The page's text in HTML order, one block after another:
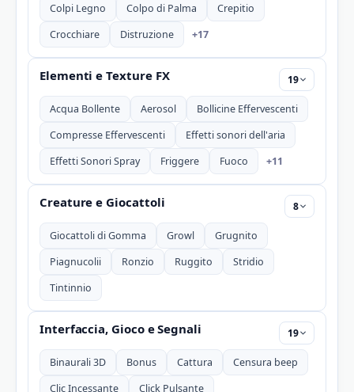
Colpi Legno
Colpo di Palma
Crepitio
Crocchiare
Distruzione +17
Elementi e Texture FX
Acqua Bollente Aerosol
Bollicine Effervescenti
Compresse Effervescenti
Effetti sonori dell'aria
Effetti Sonori Spray
Friggere Fuoco +11
19
Creature e Giocattoli
Giocattoli di Gomma Growl
Grugnito
Piagnucolii
Ronzio Ruggito
Stridio
Tintinnio
8
Interfaccia, Gioco e Segnali
Binaurali 3D Bonus Cattura
Censura beep
Clic Incessante
Click Pulsante
19